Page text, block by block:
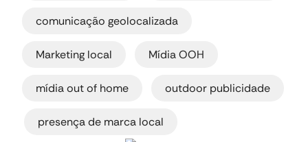
comunicação geolocalizada
Marketing local Mídia OOH
mídia out of home
outdoor publicidade
presença de marca local